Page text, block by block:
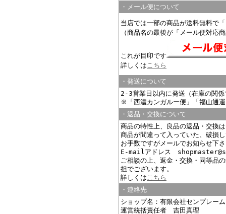
・メール便について
当店では一部の商品が送料無料で
（商品名の最後が「メール便対応
これが目印です
詳しくはこちら
・発送について
2-3営業日以内に発送（在庫の関
※「西濃カンガルー便」「福山通
・返品・交換について
商品の特性上、良品の返品・交換
商品が間違って入っていた、破損
お手数ですがメールでお知らせ下
E-mailアドレス
ご相談の上、返金・交換・同等品
担でございます。
詳しくはこちら
・連絡先
ショップ名：有限会社センプレーム
運営統括責任者 吉田真理